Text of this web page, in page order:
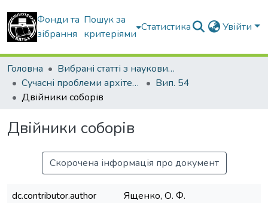
Фонди та
зібрання
Пошук за
критеріями
Статистика Увійти
Головна
Вибрані статті з наукових збірників КНУБА
Сучасні проблеми архітектури та містобудування
Вип. 54
Двійники соборів
Двійники соборів
Скорочена інформація про документ
dc.contributor.author
Ященко, О. Ф.